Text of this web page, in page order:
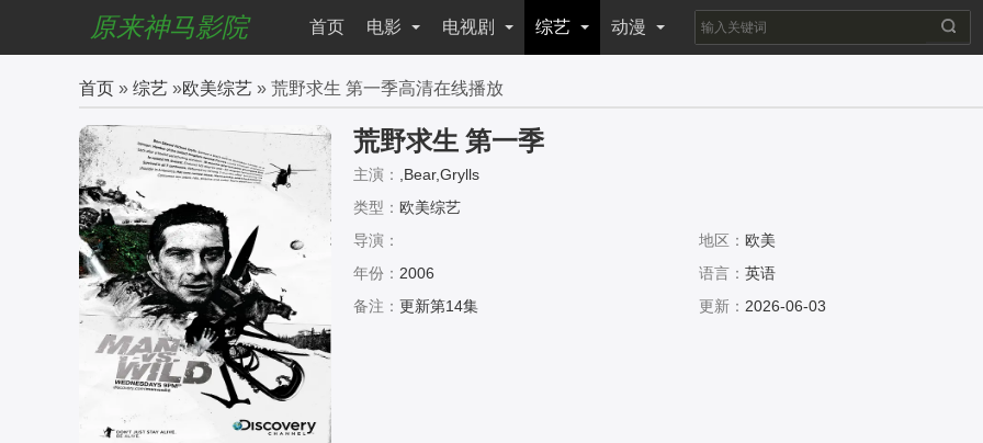
原来神马影院 首页 电影 电视剧 综艺 动漫
首页 » 综艺 »欧美综艺 » 荒野求生 第一季高清在线播放
荒野求生 第一季
主演：
,Bear,Grylls
类型： 欧美综艺
导演：
地区： 欧美
年份： 2006 语言： 英语
备注： 更新第14集 更新： 2026-06-03